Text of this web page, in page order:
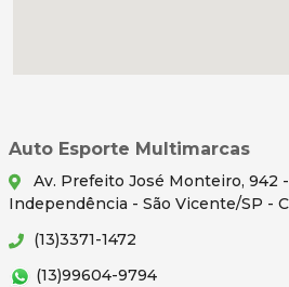
Auto Esporte Multimarcas
Av. Prefeito José Monteiro, 942
Independência - São Vicente/SP -
(13)3371-1472
(13)99604-9794